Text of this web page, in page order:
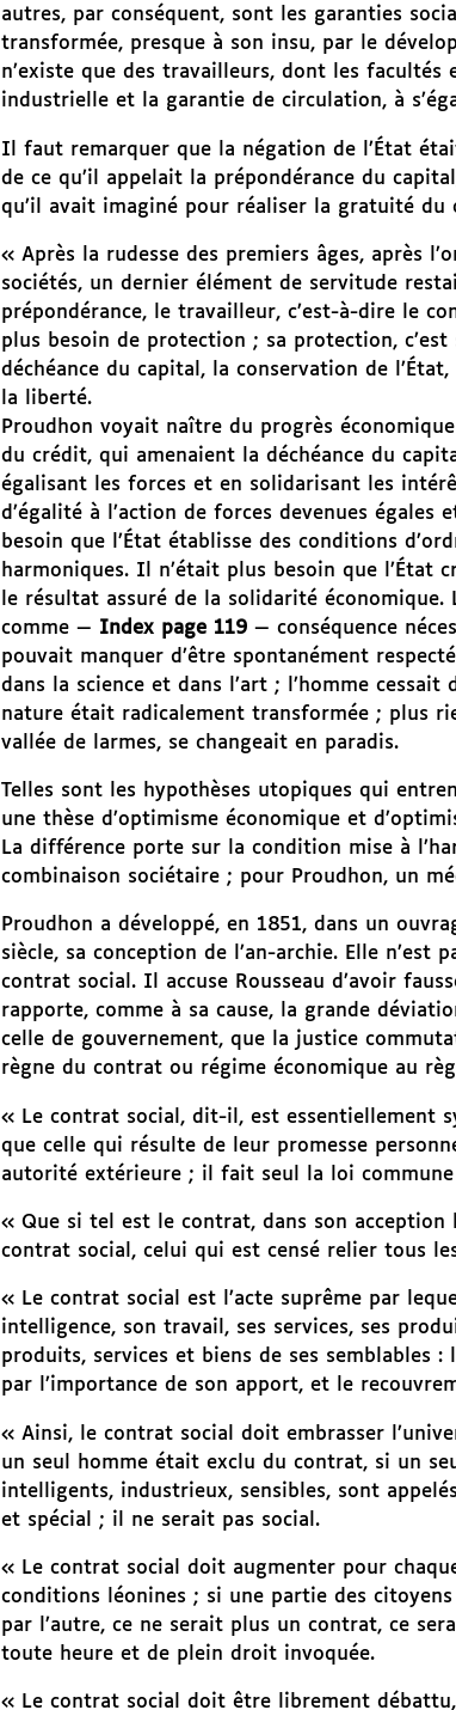
autres, par conséquent, sont les garanties
transformée, presque à son insu, par le
n’existe que des travailleurs, dont les
industrielle et la garantie de circulation, à
Il faut remarquer que la négation de l’État
de ce qu’il appelait la prépondérance du
qu’il avait imaginé pour réaliser la gratuité du
« Après la rudesse des premiers âges, après
sociétés, un dernier élément de servitude
prépondérance, le travailleur, c’est-à-dire le
plus besoin de protection ; sa protection, c’est
déchéance du capital, la conservation de
la liberté.
Proudhon voyait naître du progrès
du crédit, qui amenaient la déchéance du
égalisant les forces et en solidarisant les
d’égalité à l’action de forces devenues
besoin que l’État établisse des conditions
harmoniques. Il n’était plus besoin que l’État
le résultat assuré de la solidarité
comme — Index page 119— conséquence
pouvait manquer d’être spontanément
dans la science et dans l’art ; l’homme
nature était radicalement transformée ; plus
vallée de larmes, se changeait en paradis.
Telles sont les hypothèses utopiques qui
une thèse d’optimisme économique et
La différence porte sur la condition mise à
combinaison sociétaire ; pour Proudhon, un
Proudhon a développé, en 1851, dans un
siècle, sa conception de l’an-archie. Elle
contrat social. Il accuse Rousseau d’avoir
rapporte, comme à sa cause, la grande
celle de gouvernement, que la justice
règne du contrat ou régime économique au
« Le contrat social, dit-il, est essentiellement
que celle qui résulte de leur promesse
autorité extérieure ; il fait seul la loi
« Que si tel est le contrat, dans son
contrat social, celui qui est censé relier tous
« Le contrat social est l’acte suprême par
intelligence, son travail, ses services, ses
produits, services et biens de ses semblables
par l’importance de son apport, et le
« Ainsi, le contrat social doit embrasser
un seul homme était exclu du contrat, si un
intelligents, industrieux, sensibles, sont
et spécial ; il ne serait pas social.
« Le contrat social doit augmenter pour
conditions léonines ; si une partie des
par l’autre, ce ne serait plus un contrat, ce
toute heure et de plein droit invoquée.
« Le contrat social doit être librement